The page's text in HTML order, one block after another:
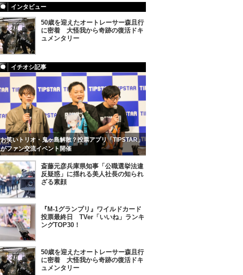
インタビュー
50歳を迎えたオートレーサー森且行
に密着 大怪我から奇跡の復活ドキ
ュメンタリー
イチオシ記事
お笑いトリオ・鬼ヶ島解散？投票アプリ「TIPSTAR」
がファン交流イベント開催
斎藤元彦兵庫県知事「公職選挙法違
反疑惑」に揺れる美人社長の知られ
ざる素顔
『M-1グランプリ』ワイルドカード
投票最終日 TVer「いいね」ランキ
ングTOP30！
50歳を迎えたオートレーサー森且行
に密着 大怪我から奇跡の復活ドキ
ュメンタリー